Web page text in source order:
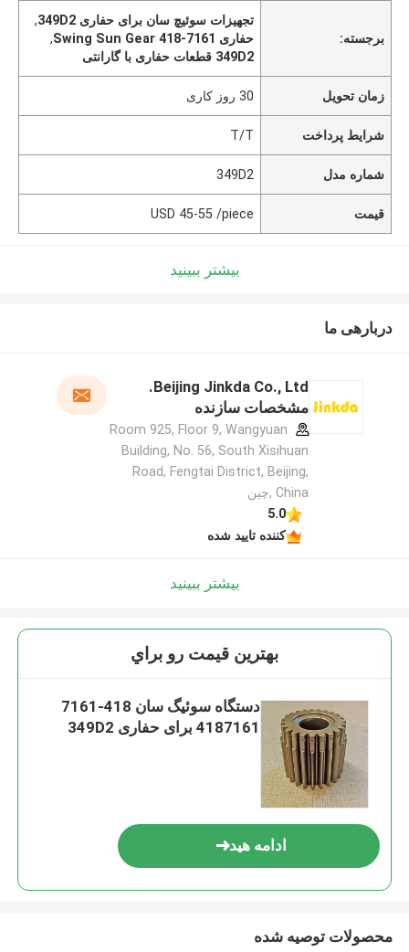
برجسته:
تجهیزات سوئیچ سان برای حفاری 349D2
,
حفاری Swing Sun Gear 418-7161
,
349D2 قطعات حفاری با گارانتی
زمان تحویل 30 روز کاری
شرایط پرداخت T/T
شماره مدل 349D2
قیمت USD 45-55 /piece
بیشتر ببینید
دربارهی ما
Beijing Jinkda Co., Ltd.
مشخصات سازنده
Room 925, Floor 9, Wangyuan
Building, No. 56, South Xisihuan
Road, Fengtai District, Beijing,
China ,چین
5.0
کننده تایید شده
بیشتر ببینید
بهترين قيمت رو براي
دستگاه سوئیگ سان 418-7161
4187161 برای حفاری 349D2
ادامه هید
محصولات توصیه شده